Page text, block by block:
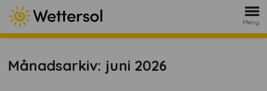
Meny
Månadsarkiv: juni 2026